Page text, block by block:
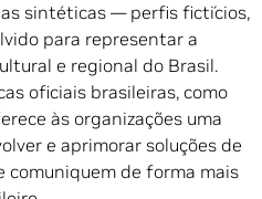
sintéticas — perfis fictícios,
para representar a
e regional do Brasil.
oficiais brasileiras, como
às organizações uma
e aprimorar soluções de
de forma mais